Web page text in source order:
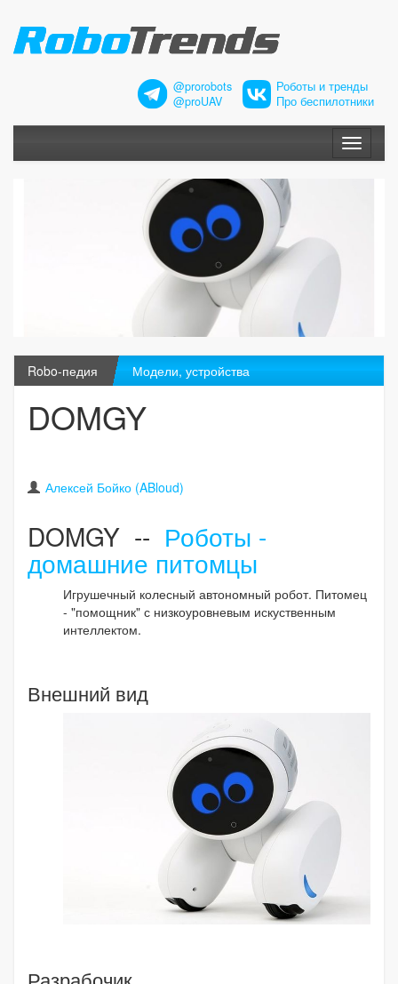
@prorobots
@proUAV
Роботы и тренды
Про беспилотники
Меню
Robo-педия Модели, устройства
DOMGY
Алексей Бойко (ABloud)
DOMGY -- Роботы -
домашние питомцы
Игрушечный колесный автономный робот. Питомец
- "помощник" с низкоуровневым искуственным
интеллектом.
Внешний вид